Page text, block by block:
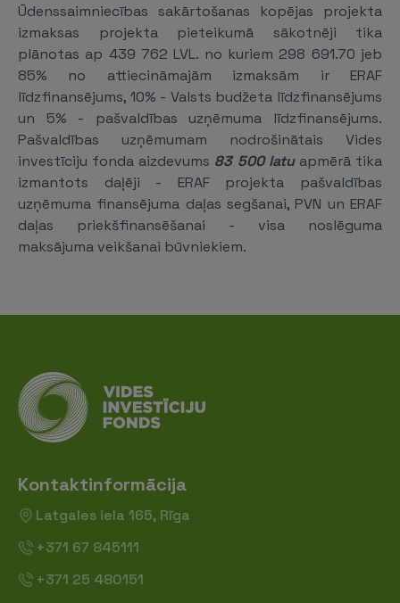
Ūdenssaimniecības sakārtošanas kopējas projekta
izmaksas projekta pieteikumā sākotnēji tika
plānotas ap 439 762 LVL. no kuriem 298 691.70 jeb
85% no attiecināmajām izmaksām ir ERAF
līdzfinansējums, 10% - Valsts budžeta līdzfinansējums
un 5% - pašvaldības uzņēmuma līdzfinansējums.
Pašvaldības uzņēmumam nodrošinātais Vides
investīciju fonda aizdevums 83 500 latuapmērā tika
izmantots daļēji - ERAF projekta pašvaldības
uzņēmuma finansējuma daļas segšanai, PVN un ERAF
daļas priekšfinansēšanai - visa noslēguma
maksājuma veikšanai būvniekiem.
Kontaktinformācija
Latgales iela 165, Rīga
+371 67 845111
+371 25 480151